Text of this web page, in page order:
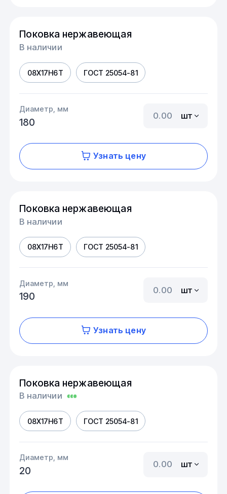
Поковка нержавеющая
В наличии
08Х17Н6Т ГОСТ 25054-81
Диаметр, мм
180
шт
Узнать цену
Поковка нержавеющая
В наличии
08Х17Н6Т ГОСТ 25054-81
Диаметр, мм
190
шт
Узнать цену
Поковка нержавеющая
В наличии
08Х17Н6Т ГОСТ 25054-81
Диаметр, мм
20
шт